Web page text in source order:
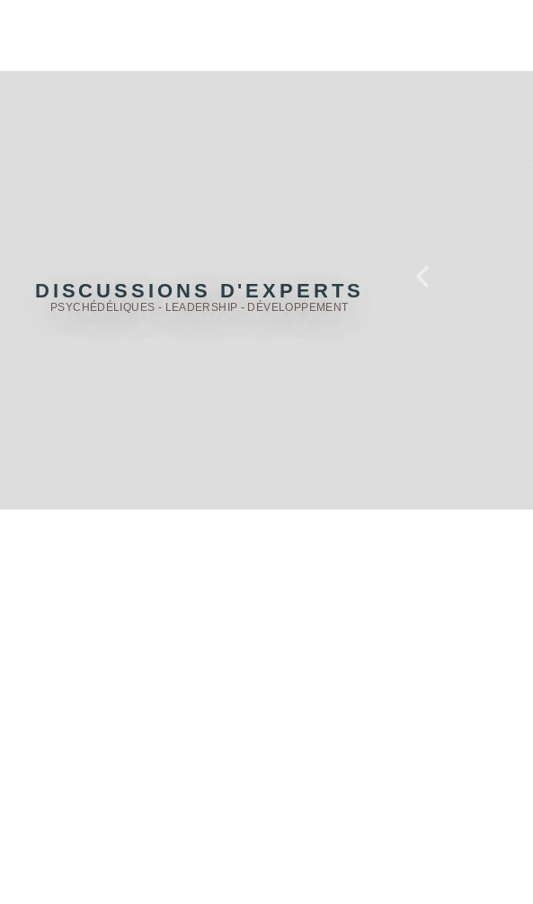
DISCUSSIONS D'EXPERTS
PSYCHÉDÉLIQUES - LEADERSHIP - DÉVELOPPEMENT